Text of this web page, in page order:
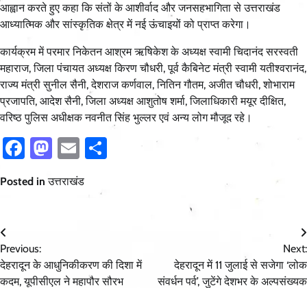
आह्वान करते हुए कहा कि संतों के आशीर्वाद और जनसहभागिता से उत्तराखंड
आध्यात्मिक और सांस्कृतिक क्षेत्र में नई ऊंचाइयों को प्राप्त करेगा।
कार्यक्रम में परमार निकेतन आश्रम ऋषिकेश के अध्यक्ष स्वामी चिदानंद सरस्वती
महाराज, जिला पंचायत अध्यक्ष किरण चौधरी, पूर्व कैबिनेट मंत्री स्वामी यतीश्वरानंद,
राज्य मंत्री सुनील सैनी, देशराज कर्णवाल, नितिन गौतम, अजीत चौधरी, शोभाराम
प्रजापति, आदेश सैनी, जिला अध्यक्ष आशुतोष शर्मा, जिलाधिकारी मयूर दीक्षित,
वरिष्ठ पुलिस अधीक्षक नवनीत सिंह भुल्लर एवं अन्य लोग मौजूद रहे।
Facebook
Mastodon
EmailShare
Posted inउत्तराखंड
Post
navigation
Previous:
देहरादून के आधुनिकीकरण की दिशा में
कदम, यूपीसीएल ने महापौर सौरभ
Next:
देहरादून में 11 जुलाई से सजेगा ‘लोक
संवर्धन पर्व’, जुटेंगे देशभर के अल्पसंख्यक